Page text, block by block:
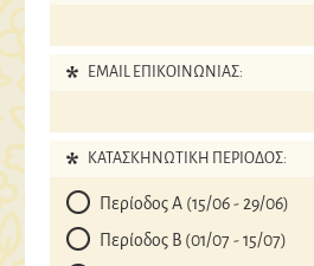
EMAIL ΕΠΙΚΟΙΝΩΝΙΑΣ:
ΚΑΤΑΣΚΗΝΩΤΙΚΗ ΠΕΡΙΟΔΟΣ:
Περίοδος Α (15/06 - 29/06)
Περίοδος Β (01/07 - 15/07)